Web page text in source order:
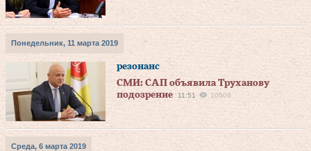
Понедельник, 11 марта 2019
резонанс
СМИ: САП объявила Труханову
подозрение
11:51 10509
Среда, 6 марта 2019